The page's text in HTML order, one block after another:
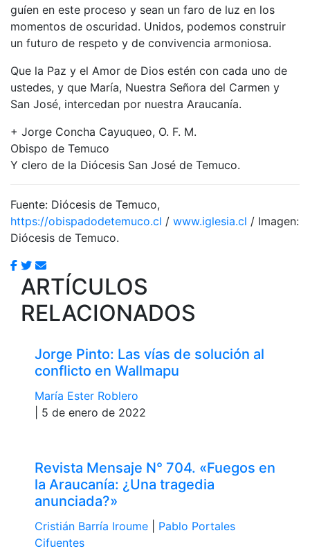
guíen en este proceso y sean un faro de luz en los
momentos de oscuridad. Unidos, podemos construir
un futuro de respeto y de convivencia armoniosa.
Que la Paz y el Amor de Dios estén con cada uno de
ustedes, y que María, Nuestra Señora del Carmen y
San José, intercedan por nuestra Araucanía.
+ Jorge Concha Cayuqueo, O. F. M.
Obispo de Temuco
Y clero de la Diócesis San José de Temuco.
Fuente: Diócesis de Temuco,
https://obispadodetemuco.cl / www.iglesia.cl / Imagen:
Diócesis de Temuco.
ARTÍCULOS
RELACIONADOS
Jorge Pinto: Las vías de solución al
conflicto en Wallmapu
María Ester Roblero
| 5 de enero de 2022
Revista Mensaje N° 704. «Fuegos en
la Araucanía: ¿Una tragedia
anunciada?»
Cristián Barría Iroume
Pablo Portales
Cifuentes